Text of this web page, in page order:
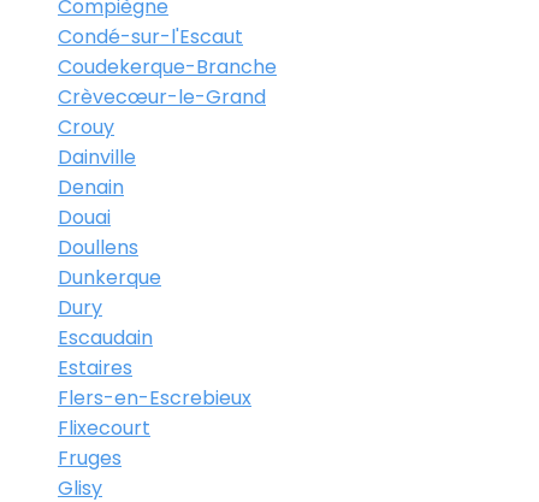
Compiègne
Condé-sur-l'Escaut
Coudekerque-Branche
Crèvecœur-le-Grand
Crouy
Dainville
Denain
Douai
Doullens
Dunkerque
Dury
Escaudain
Estaires
Flers-en-Escrebieux
Flixecourt
Fruges
Glisy